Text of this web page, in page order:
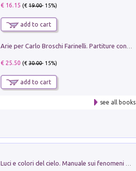
€ 16.15 (€19.00- 15%)
add to cart
€ 25.50 (€30.00- 15%)
add to cart
see all books